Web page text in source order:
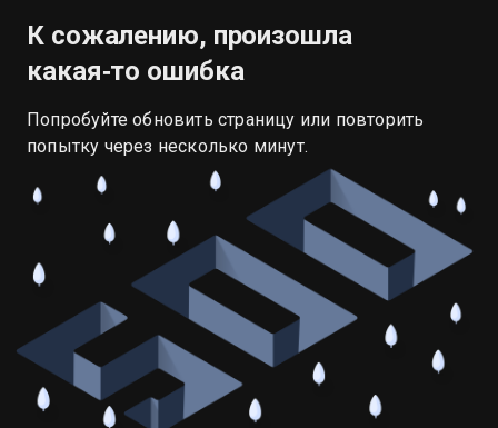
К сожалению, произошла
какая‑то ошибка
Попробуйте обновить страницу или повторить
попытку через несколько минут.